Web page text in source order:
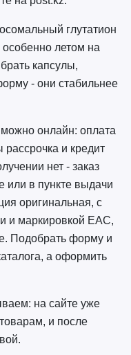
глутатион
летом на
капсулы,
- они стабильнее
можно онлайн: оплата
рассрочка и кредит
нет - заказ
или в пункте выдачи
оригинальная, с
и маркировкой EAC,
Подобрать форму и
а оформить
на сайте уже
и после